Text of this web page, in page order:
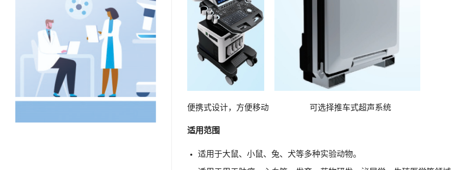
便携式设计，⽅便移动 可选择推⻋式超声系统
适⽤范围
适⽤于⼤⿏、⼩⿏、兔、⽝等多种实验动物。